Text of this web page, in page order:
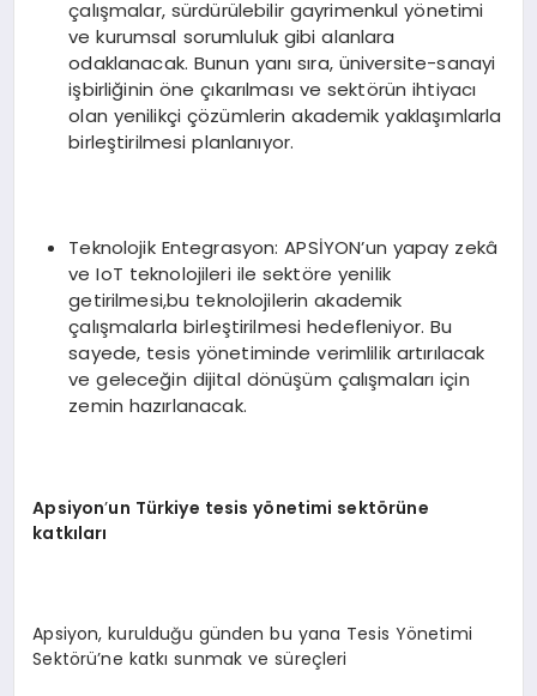
çalışmalar, sürdürülebilir gayrimenkul yönetimi
ve kurumsal sorumluluk gibi alanlara
odaklanacak. Bunun yanı sıra, üniversite-sanayi
işbirliğinin öne çıkarılması ve sektörün ihtiyacı
olan yenilikçi çözümlerin akademik yaklaşımlarla
birleştirilmesi planlanıyor.
Teknolojik Entegrasyon: APSİYON’un yapay zekâ
ve IoT teknolojileri ile sektöre yenilik
getirilmesi,bu teknolojilerin akademik
çalışmalarla birleştirilmesi hedefleniyor. Bu
sayede, tesis yönetiminde verimlilik artırılacak
ve geleceğin dijital dönüşüm çalışmaları için
zemin hazırlanacak.
Apsiyon’un Türkiye tesis yönetimi sektörüne
katkıları
Apsiyon, kurulduğu günden bu yana Tesis Yönetimi
Sektörü’ne katkı sunmak ve süreçleri